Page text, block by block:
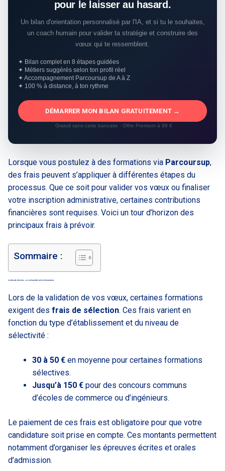
pour le laisser au hasard.
Un bilan d'orientation personnalisé par l'IA, et si tu le souhaites,
un coach humain pour valider ta stratégie et construire des
vœux qui te ressemblent.
✦ Bilan complet en 8 étapes guidées
✦ Métiers suggérés selon ton profil réel
✦ Accompagnement Parcoursup de A à Z
✦ 100 % à distance, à ton rythme
DÉMARRER MON BILAN GRATUITEMENT →
Gratuit sans carte bancaire · Offre Premium à 99 €
Lorsque vous postulez à des formations via Parcoursup,
des frais peuvent s’appliquer à différentes étapes du
processus. Que ce soit pour valider vos vœux ou finaliser
votre inscription administrative, certaines contributions
financières sont requises. Voici un tour d’horizon des
principaux frais à prévoir.
Sommaire :
Les frais de sélection : un coût variable selon les formations
Lors de la validation de vos vœux, certaines formations
exigent des frais de sélection. Ces frais varient en
fonction du type d’établissement et du niveau de
sélectivité :
30 à 50 € en moyenne pour certaines formations
sélectives.
Jusqu’à 150 € pour des concours communs
d’écoles de commerce ou d’ingénieurs.
Le paiement de ces frais est obligatoire pour que votre
candidature soit prise en compte. Ces montants permettent
notamment d’organiser les épreuves écrites et orales
d’admission.